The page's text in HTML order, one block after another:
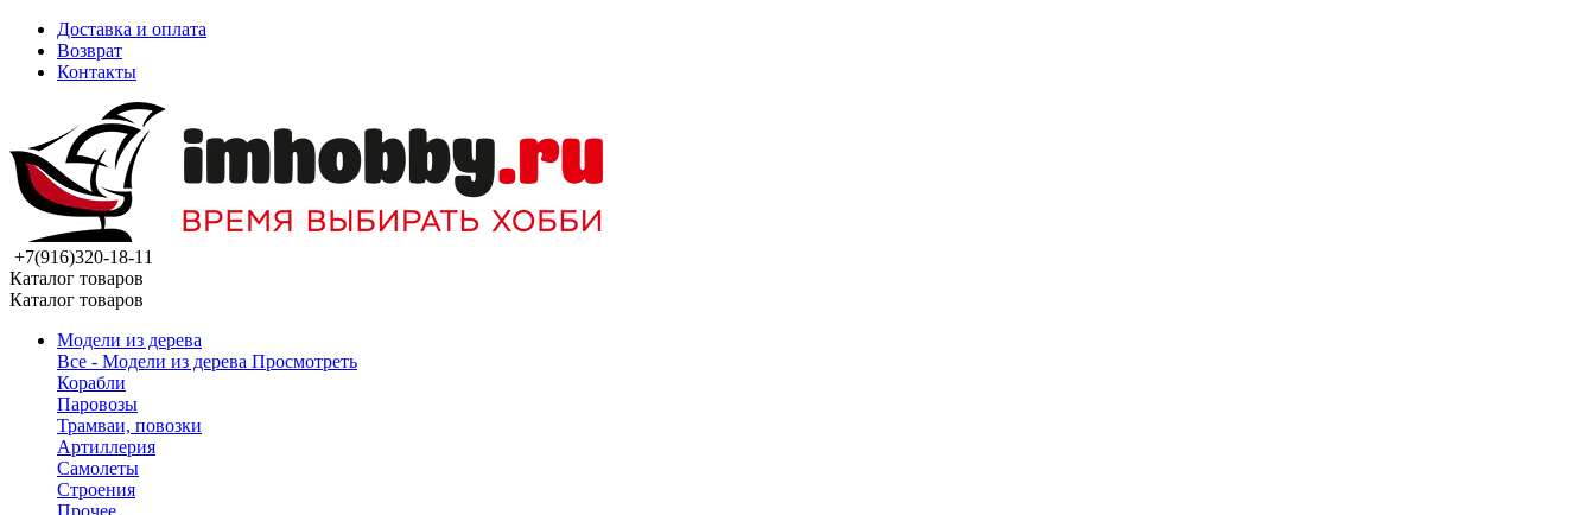
Доставка и оплата
Возврат
Контакты
+7(916)320-18-11
Каталог товаров
Каталог товаров
Модели из дерева
Все - Модели из дерева Просмотреть
Корабли
Паровозы
Трамваи, повозки
Артиллерия
Самолеты
Строения
Прочее